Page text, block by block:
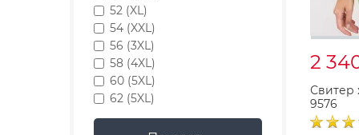
52 (XL)
54 (XXL)
56 (3XL)
58 (4XL)
60 (5XL)
62 (5XL)
2
Свитер
9576